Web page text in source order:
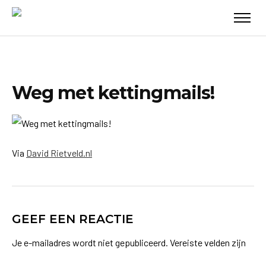
Weg met kettingmails!
Via David Rietveld.nl
GEEF EEN REACTIE
Je e-mailadres wordt niet gepubliceerd. Vereiste velden zijn